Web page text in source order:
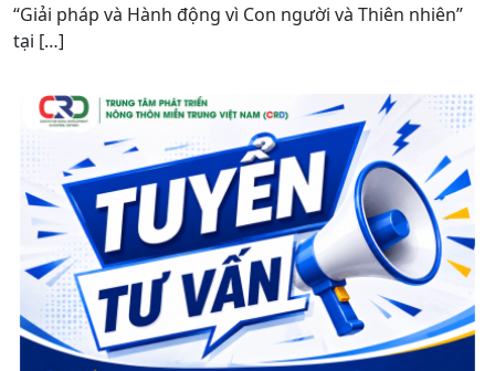
“Giải pháp và Hành động vì Con người và Thiên nhiên”
tại […]